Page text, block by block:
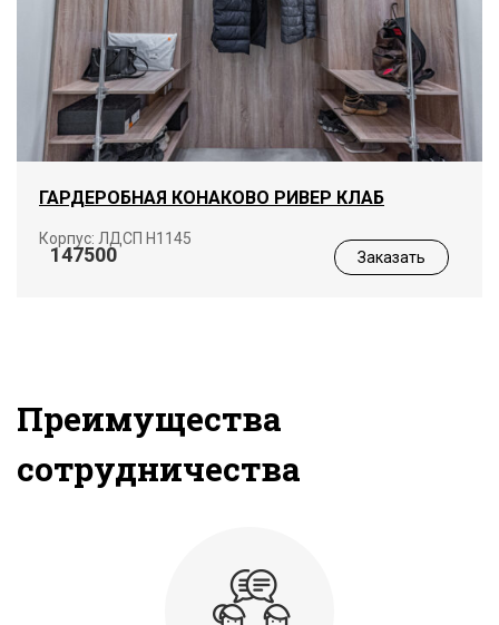
ГАРДЕРОБНАЯ КОНАКОВО РИВЕР КЛАБ
Корпус: ЛДСП Н1145
147500 Заказать
Преимущества
сотрудничества